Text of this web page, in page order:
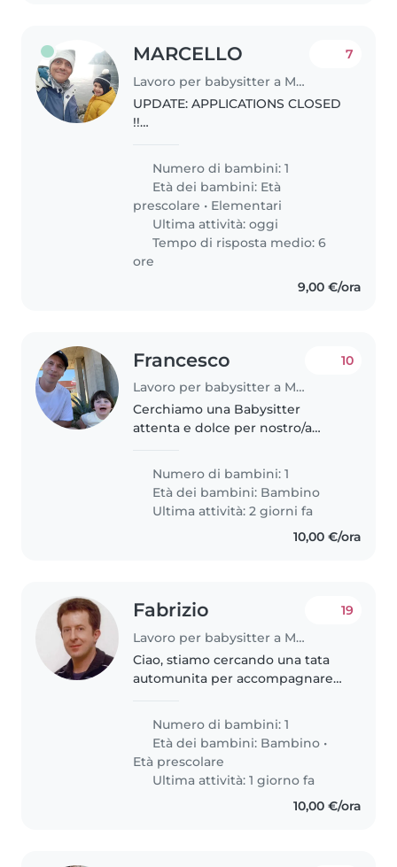
MARCELLO
Lavoro per babysitter a Modena
7
UPDATE: APPLICATIONS CLOSED
!!
currently attending an English-
language..
Numero di bambini: 1
Età dei bambini: Età
prescolare • Elementari
Ultima attività: oggi
Tempo di risposta medio: 6
ore
9,00 €/ora
Francesco
Lavoro per babysitter a Modena
10
Cerchiamo una Babysitter
attenta e dolce per nostro/a
socievole e tranquillo/a. È
necessaria presenza con
competenze in aiuto compiti. La
Numero di bambini: 1
Età dei bambini: Bambino
Ultima attività: 2 giorni fa
10,00 €/ora
Fabrizio
Lavoro per babysitter a Modena
19
Ciao, stiamo cercando una tata
automunita per accompagnare
6 anni a terapia
comportamentale (via Viterbo) e
in piscina (Dogali) una volta a
settimana..
Numero di bambini: 1
Età dei bambini: Bambino •
Età prescolare
Ultima attività: 1 giorno fa
10,00 €/ora